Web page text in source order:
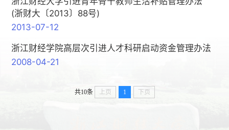
(浙财大〔2013〕88号)
2013-07-12
浙江财经学院高层次引进人才科研启动资金管理办法
2008-04-21
共10条 上页 1 下页